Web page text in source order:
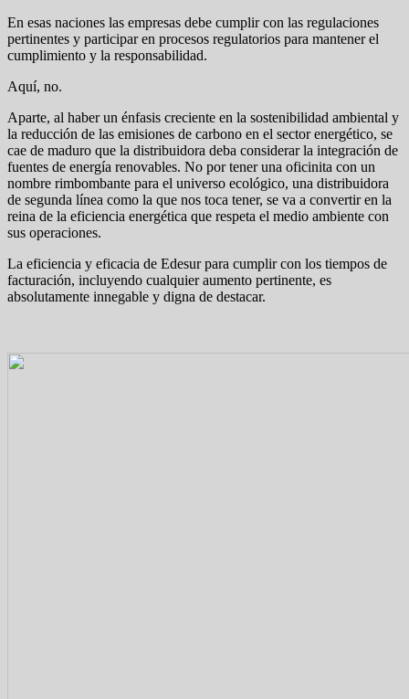
En esas naciones las empresas debe cumplir con las regulaciones
pertinentes y participar en procesos regulatorios para mantener el
cumplimiento y la responsabilidad.
Aquí, no.
Aparte, al haber un énfasis creciente en la sostenibilidad ambiental y
la reducción de las emisiones de carbono en el sector energético, se
cae de maduro que la distribuidora deba considerar la integración de
fuentes de energía renovables. No por tener una oficinita con un
nombre rimbombante para el universo ecológico, una distribuidora
de segunda línea como la que nos toca tener, se va a convertir en la
reina de la eficiencia energética que respeta el medio ambiente con
sus operaciones.
La eficiencia y eficacia de Edesur para cumplir con los tiempos de
facturación, incluyendo cualquier aumento pertinente, es
absolutamente innegable y digna de destacar.